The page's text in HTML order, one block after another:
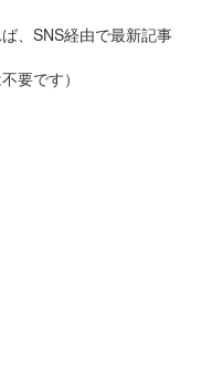
、SNS経由で最新記事
要です）